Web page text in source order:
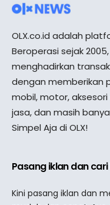
OLX.co.id adalah
Beroperasi sejak
menghadirkan
dengan memberikan
mobil, motor,
jasa, dan masih
Simpel Aja di OLX!
Pasang iklan dan
Kini pasang iklan dan